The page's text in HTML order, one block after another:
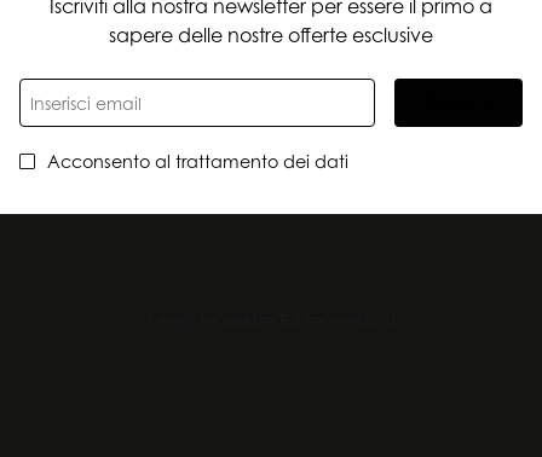
Iscriviti alla nostra newsletter per essere il primo a
sapere delle nostre offerte esclusive
Acconsento al trattamento dei dati